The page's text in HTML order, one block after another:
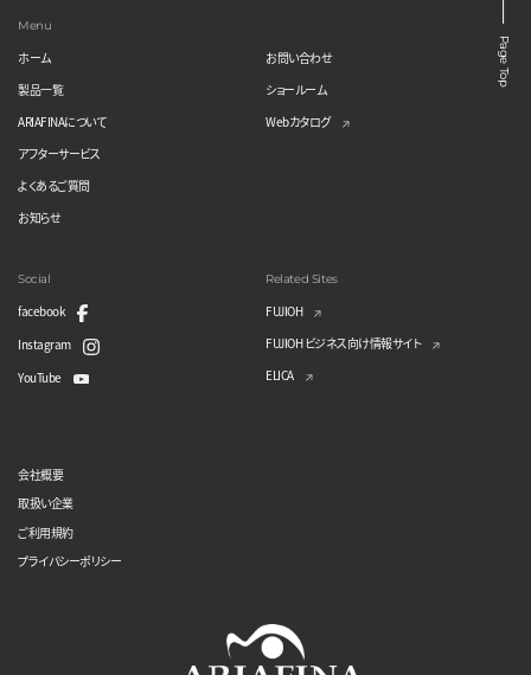
Page Top
Menu
ホーム
製品一覧
ARIAFINAについて
アフターサービス
よくあるご質問
お知らせ
お問い合わせ
ショールーム
Webカタログ
Social
facebook
Instagram
YouTube
Related Sites
FUJIOH
FUJIOH ビジネス向け情報サイト
ELICA
会社概要
取扱い企業
ご利用規約
プライバシーポリシー